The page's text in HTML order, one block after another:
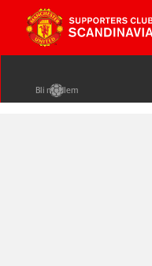
Bli medlem